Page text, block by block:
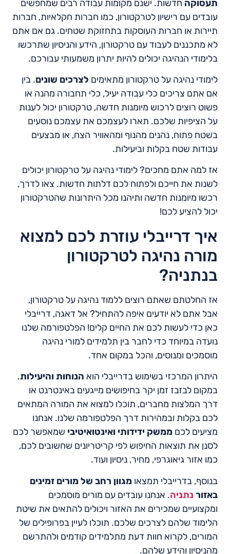
תעסוקה חדשות. ישנם מקומות עבודה רבים שמחפשים
עובדים עם רישיון לטרקטורון, כמו חברות חקלאיות, חברות
תיירות או חברות העוסקות בתחזוקת שטחים. גם אם אתם
לא מתכננים לעבוד עם טרקטורון, הידע והניסיון שתרכשו
בלימודי הנהיגה יכולים להיות יתרון משמעותי עבורכם.
לימודי נהיגה על טרקטורון מתאימים לצרכים שונים. בין
אם אתם צריכים כלי עבודה יעיל, כלי תחבורה מהנה או
פשוט רוצים לרכוש מיומנות חדשה, טרקטורון יכול לענות
על הציפיות שלכם. תארו לעצמכם את עצמכם נוסעים
בשטח פתוח, נהנים מהנוף ומהאוויר הצח, או מבצעים
עבודות שטח בקלות וביעילות.
אז למה אתם מחכים? לימודי נהיגה על טרקטורון יכולים
לשנות את חייכם ולפתוח לכם דלתות חדשות. צאו לדרך,
רכשו מיומנות חדשה ותיהנו מכל היתרונות שהטרקטורון
יכול להציע לכם!
איך דרייבלי עוזרת לכם למצוא
מורה נהיגה לטרקטורון
בנתניה?
אז החלטתם שאתם רוצים ללמוד נהיגה על טרקטורון,
אבל אתם לא יודעים איפה להתחיל? אל דאגה, דרייבלי
כאן כדי לעשות לכם את החיים קלים! הפלטפורמה שלנו
נועדה במיוחד כדי לחבר בין תלמידים למורי נהיגה
מוסמכים ומנוסים, והכל במקום אחד.
היתרון המרכזי בשימוש בדרייבלי הוא הנוחות והיעילות.
במקום לבזבז זמן יקר בחיפושים מייגעים באינטרנט או
דרך המלצות מחברים, תוכלו למצוא את המורה המתאים
לכם בקלות ובמהירות דרך הפלטפורמה שלנו. אנחנו
מציעים לכם ממשק ידידותי ואינטואיטיבי שמאפשר לכם
לסנן את תוצאות החיפוש לפי קריטריונים שחשובים לכם,
כמו אזור גיאוגרפי, מחיר, ניסיון ועוד.
בנוסף, בדרייבלי תמצאו מגוון רחב של מורים זמינים
באזורנתניה. אנחנו עובדים עם מורים מוסמכים
ומקצועיים שמכירים את האזור ויכולים להתאים את שיטת
הלימוד שלהם לצרכים שלכם. תוכלו לעיין בפרופילים של
המורים, לקרוא חוות דעת מתלמידים קודמים ולהתרשם
מהניסיון והידע שלהם.